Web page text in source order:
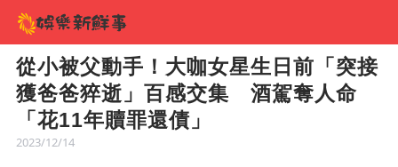
從小被父動手！大咖女星生日前「突接
獲爸爸猝逝」百感交集 酒駕奪人命
「花11年贖罪還債」
2023/12/14